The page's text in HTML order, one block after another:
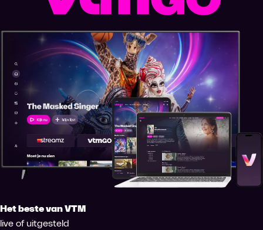
Het beste van VTM
live of uitgesteld